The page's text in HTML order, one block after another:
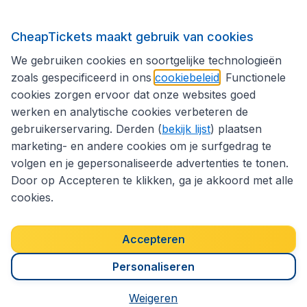
Volg CheapTickets.nl
Privacybeleid
Copyright © 2026
CheapTickets maakt gebruik van cookies
We gebruiken cookies en soortgelijke technologieën
zoals gespecificeerd in ons cookiebeleid . Functionele
cookies zorgen ervoor dat onze websites goed
werken en analytische cookies verbeteren de
gebruikerservaring. Derden (bekijk lijst) plaatsen
marketing- en andere cookies om je surfgedrag te
volgen en je gepersonaliseerde advertenties te tonen.
Door op Accepteren te klikken, ga je akkoord met alle
cookies.
Accepteren
Personaliseren
Weigeren